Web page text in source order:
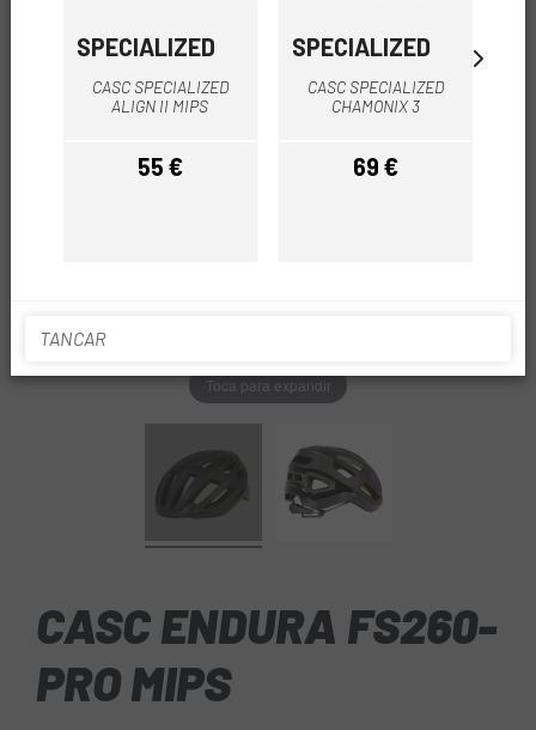
Toca para expandir
CASC ENDURA FS260-
PRO MIPS
SPECIALIZED
CASC SPECIALIZED
ALIGN II MIPS
Preu
55 €
SPECIALIZED
CASC SPECIALIZED
CHAMONIX 3
Preu
69 €
TANCAR